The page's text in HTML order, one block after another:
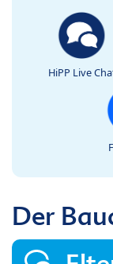
HiPP Live
Der